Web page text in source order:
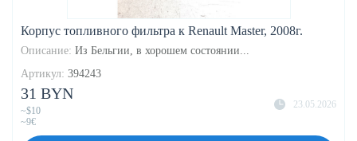
Корпус топливного фильтра к Renault Master, 2008г.
Описание: Из Бельгии, в хорошем состоянии...
Артикул: 394243
23.05.2026
31 BYN
~$10
~9€